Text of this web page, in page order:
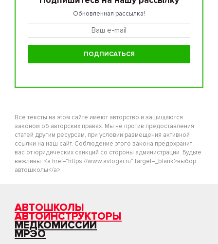
Обновленная рассылка!
Все тексты на этом сайте имеют авторство и защищаются
законом об авторских правах. Мы не против предоставления
статей другим ресурсам, при условии размещения активной
ссылки на наш сайт. Соблюдение этого закона предохранит
вас от юридических санкций со стороны администрации. Будьте
вежливы. <a href="https://www.avtogai.ru" target=_blank>выбор
автошколы</a>
АВТОШКОЛЫ
АВТОИНСТРУКТОРЫ
МЕДКОМИССИИ
МРЭО